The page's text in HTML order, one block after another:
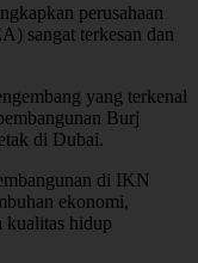
perusahaan
sangat terkesan dan
yang terkenal
Burj
di Dubai.
di IKN
ekonomi,
kualitas hidup